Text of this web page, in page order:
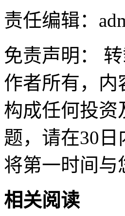
责任编辑：
免责声明：
作者所有，内
构成任何投资
题，请在30日
将第一时间与
相关阅读